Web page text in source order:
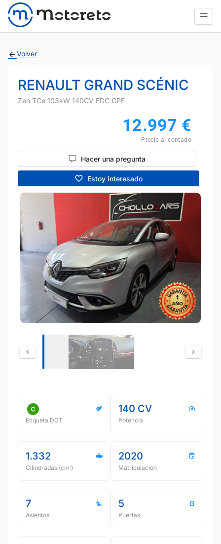
Volver
RENAULT GRAND SCÉNIC
Zen TCe 103kW 140CV EDC GPF
12.997 €
Precio al contado
Hacer una pregunta
Estoy interesado
Etiqueta DGT
140 CV
Potencia
1.332
Cilindradas (cmᵌ)
2020
Matriculación
7
Asientos
5
Puertas